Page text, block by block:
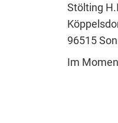
Stölting
96515
Im